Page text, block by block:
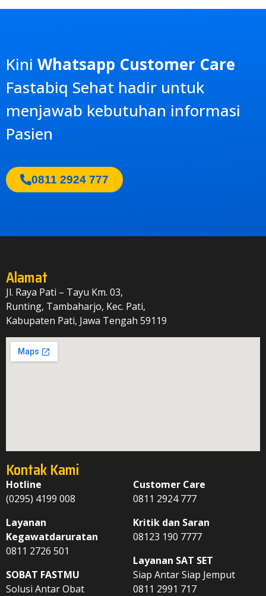
Kini Whatsapp Customer Care
Fastabiq Sehat hadir untuk
menjawab kebutuhan informasi
Pasien
0811 2924 777
Alamat
Jl. Raya Pati – Tayu Km. 03,
Runting, Tambaharjo, Kec. Pati,
Kabupaten Pati, Jawa Tengah 59119
Kontak Kami
Hotline
(0295) 4199 008
Layanan
Kegawatdaruratan
0811 2726 501
SOBAT FASTMU
Solusi Antar Obat
Customer Care
0811 2924 777
Kritik dan Saran
08123 190 7777
Layanan SAT SET
Siap Antar Siap Jemput
0811 2991 717